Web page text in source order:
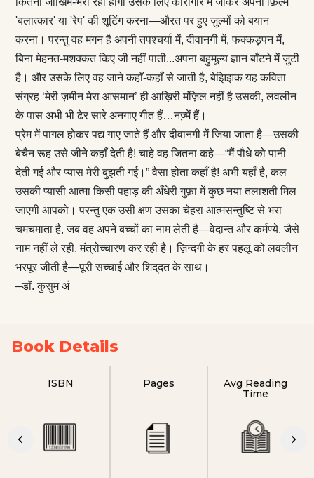
'बलात्कार' या 'रेप' की शूटिंग करना—औरत पर हुए ज़ुल्मों को बयान
करना। परन्तु वह मगन है अपनी तपश्चर्या में, दीवानगी में, फक्कड़पन में,
बिना मेहनत-मशक्कत किए जी नहीं पाती...अपना बहुमूल्य ज्ञान बाँटने में जुटी
है। और उसके लिए वह जाने कहाँ-कहाँ से जाती है, बेझिझक यह कविता
संग्रह ‘मेरी ज़मीन मेरा आसमान’ ही आख़िरी मंज़िल नहीं है उसकी, लवलीन
के पास अभी भी ढेर सारे अनगाए गीत हैं…नज्‍़में हैं।
प्रेम में पागल होकर पद्य गाए जाते हैं और दीवानगी में जिया जाता है—उसकी
बेचैन रूह उसे जीने कहाँ देती है! चाहे वह जितना कहे—“मैं पौधे को पानी
देती गई और प्यास मेरी बुझती गई।” वैसा होता कहाँ है! अभी यहाँ है, कल
उसकी प्यासी आत्मा किसी पहाड़ की अँधेरी गुफ़ा में कुछ नया तलाशती मिल
जाएगी आपको। परन्तु एक उसी क्षण उसका चेहरा आत्मसन्तुष्टि से भरा
चमचमाता है, जब वह अपने बच्चों का नाम लेती है—वेदान्त और कर्मण्ये, जैसे
नाम नहीं ले रही, मंत्रोच्चारण कर रही है। ज़िन्दगी के हर पहलू को लवलीन
भरपूर जीती है—पूरी सच्चाई और शिद्‌दत के साथ।
–डॉ. कुसुम अं
Book Details
ISBN Pages
Avg Reading
Time